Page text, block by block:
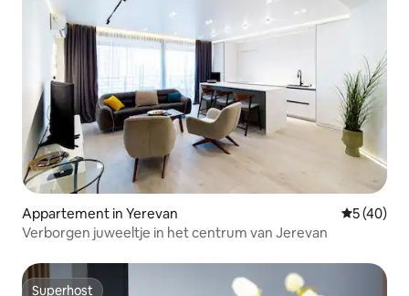
Appartement in Yerevan
5 (40)
Verborgen juweeltje in het centrum van Jerevan
Superhost